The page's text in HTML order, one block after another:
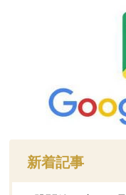
新着記事